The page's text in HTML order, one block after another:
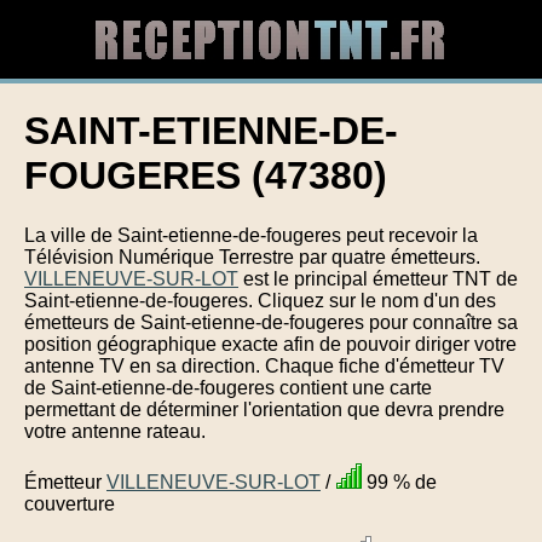
SAINT-ETIENNE-DE-
FOUGERES (47380)
La ville de Saint-etienne-de-fougeres peut recevoir la
Télévision Numérique Terrestre par quatre émetteurs.
VILLENEUVE-SUR-LOT est le principal émetteur TNT de
Saint-etienne-de-fougeres. Cliquez sur le nom d'un des
émetteurs de Saint-etienne-de-fougeres pour connaître sa
position géographique exacte afin de pouvoir diriger votre
antenne TV en sa direction. Chaque fiche d'émetteur TV
de Saint-etienne-de-fougeres contient une carte
permettant de déterminer l'orientation que devra prendre
votre antenne rateau.
Émetteur VILLENEUVE-SUR-LOT /
99 % de
couverture